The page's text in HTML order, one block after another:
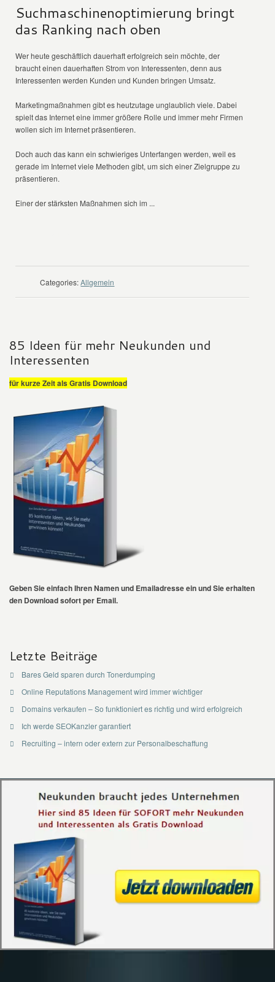
Suchmaschinenoptimierung bringt
das Ranking nach oben
Wer heute geschäftlich dauerhaft erfolgreich sein möchte, der
braucht einen dauerhaften Strom von Interessenten, denn aus
Interessenten werden Kunden und Kunden bringen Umsatz.
Marketingmaßnahmen gibt es heutzutage unglaublich viele. Dabei
spielt das Internet eine immer größere Rolle und immer mehr Firmen
wollen sich im Internet präsentieren.
Doch auch das kann ein schwieriges Unterfangen werden, weil es
gerade im Internet viele Methoden gibt, um sich einer Zielgruppe zu
präsentieren.
Einer der stärksten Maßnahmen sich im ...
Categories: Allgemein
85 Ideen für mehr Neukunden und
Interessenten
für kurze Zeit als Gratis Download
Geben Sie einfach Ihren Namen und Emailadresse ein und Sie erhalten
den Download sofort per Email.
Letzte Beiträge
Bares Geld sparen durch Tonerdumping
Online Reputations Management wird immer wichtiger
Domains verkaufen – So funktioniert es richtig und wird erfolgreich
Ich werde SEOKanzler garantiert
Recruiting – intern oder extern zur Personalbeschaffung